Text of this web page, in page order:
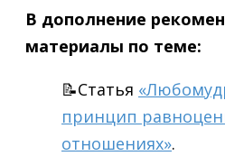
В дополнение
материалы по теме:
📝Статья
принцип
отношениях».